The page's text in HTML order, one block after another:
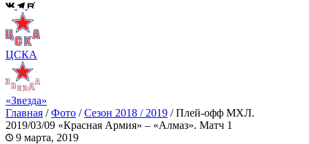
ЦСКА
«Звезда»
Главная /Фото /Сезон 2018 / 2019 /Плей-офф МХЛ.
2019/03/09 «Красная Армия» – «Алмаз». Матч 1
9 марта, 2019